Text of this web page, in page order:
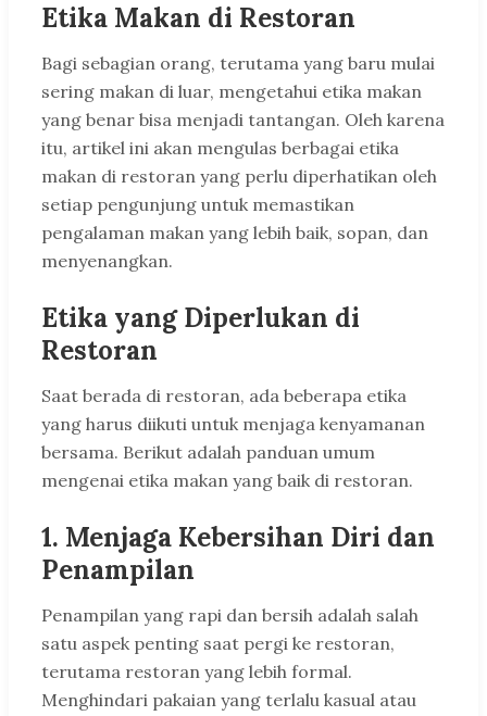
Etika Makan di Restoran
Bagi sebagian orang, terutama yang baru mulai
sering makan di luar, mengetahui etika makan
yang benar bisa menjadi tantangan. Oleh karena
itu, artikel ini akan mengulas berbagai etika
makan di restoran yang perlu diperhatikan oleh
setiap pengunjung untuk memastikan
pengalaman makan yang lebih baik, sopan, dan
menyenangkan.
Etika yang Diperlukan di
Restoran
Saat berada di restoran, ada beberapa etika
yang harus diikuti untuk menjaga kenyamanan
bersama. Berikut adalah panduan umum
mengenai etika makan yang baik di restoran.
1. Menjaga Kebersihan Diri dan
Penampilan
Penampilan yang rapi dan bersih adalah salah
satu aspek penting saat pergi ke restoran,
terutama restoran yang lebih formal.
Menghindari pakaian yang terlalu kasual atau